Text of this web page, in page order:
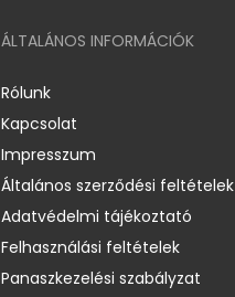
ÁLTALÁNOS INFORMÁCIÓK
Rólunk
Kapcsolat
Impresszum
Általános szerződési feltételek
Adatvédelmi tájékoztató
Felhasználási feltételek
Panaszkezelési szabályzat